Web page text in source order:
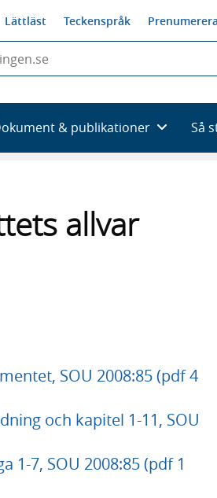
Lättläst Teckenspråk
& publikationer Så
allvar
SOU 2008:85 (pdf 4
och kapitel 1-11, SOU
7, SOU 2008:85 (pdf 1